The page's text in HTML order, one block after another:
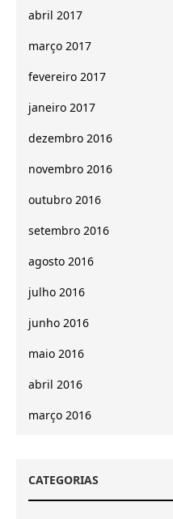
abril 2017
março 2017
fevereiro 2017
janeiro 2017
dezembro 2016
novembro 2016
outubro 2016
setembro 2016
agosto 2016
julho 2016
junho 2016
maio 2016
abril 2016
março 2016
CATEGORIAS